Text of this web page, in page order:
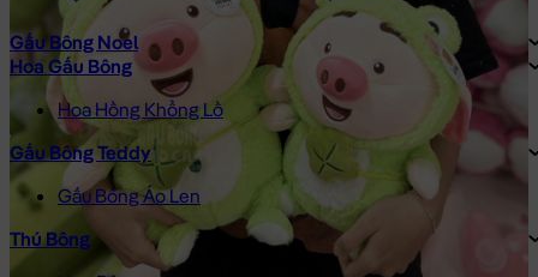
Gấu Bông Noel
Hoa Gấu Bông
Hoa Hồng Khổng Lồ
Gấu Bông Teddy
Gấu Bông Áo Len
Thú Bông